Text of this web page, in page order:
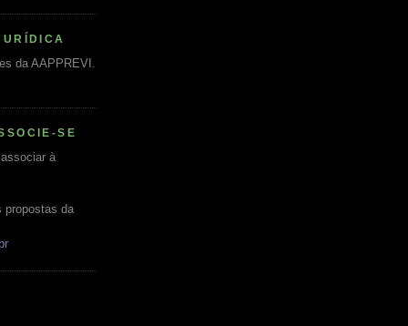
da AAPPREVI.
SE
à
propostas da